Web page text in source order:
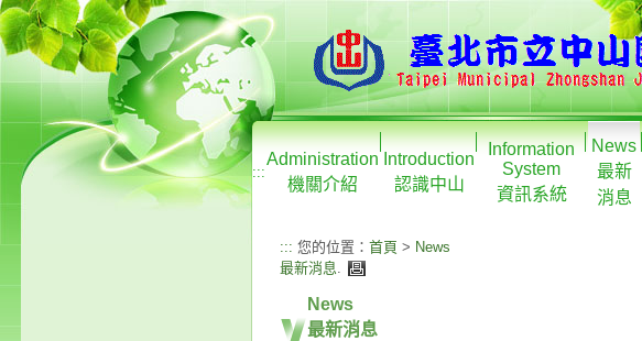
:::
Administration
機關介紹
Introduction
認識中山
Information
System
資訊系統
News
最新
消息
::: 您的位置： 首頁 > News
最新消息.
News
最新消息